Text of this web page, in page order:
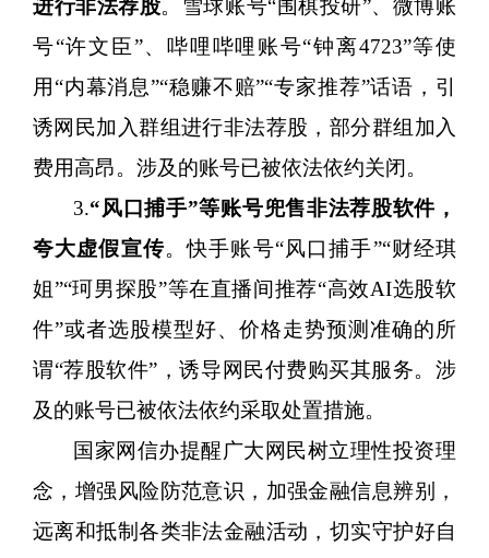
进行非法荐股。雪球账号“围棋投研”、微博账
号“许文臣”、哔哩哔哩账号“钟离4723”等使
用“内幕消息”“稳赚不赔”“专家推荐”话语，引
诱网民加入群组进行非法荐股，部分群组加入
费用高昂。涉及的账号已被依法依约关闭。
3.“风口捕手”等账号兜售非法荐股软件，
夸大虚假宣传。快手账号“风口捕手”“财经琪
姐”“珂男探股”等在直播间推荐“高效AI选股软
件”或者选股模型好、价格走势预测准确的所
谓“荐股软件”，诱导网民付费购买其服务。涉
及的账号已被依法依约采取处置措施。
国家网信办提醒广大网民树立理性投资理
念，增强风险防范意识，加强金融信息辨别，
远离和抵制各类非法金融活动，切实守护好自